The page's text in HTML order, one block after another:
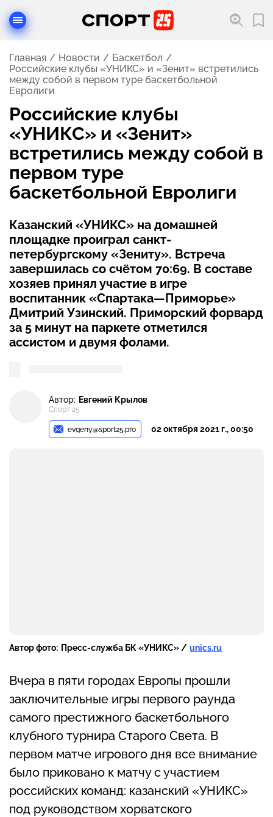
Главная Новости
Баскетбол
Российские клубы «УНИКС» и «Зенит» встретились
между собой в первом туре баскетбольной
Евролиги
Российские клубы
«УНИКС» и «Зенит»
встретились между собой в
первом туре
баскетбольной Евролиги
Казанский «УНИКС» на домашней
площадке проиграл санкт-
петербургскому «Зениту». Встреча
завершилась со счётом 70:69. В составе
хозяев принял участие в игре
воспитанник «Спартака—Приморье»
Дмитрий Узинский. Приморский форвард
за 5 минут на паркете отметился
ассистом и двумя фолами.
Автор: Евгений Крылов
Спорт 25
evgeny@sport25.pro 02 октября 2021 г., 00:50
Автор фото: Пресс-служба БК «УНИКС» / unics.ru
Вчера в пяти городах Европы прошли
заключительные игры первого раунда
самого престижного баскетбольного
клубного турнира Старого Света. В
первом матче игрового дня все внимание
было приковано к матчу с участием
российских команд: казанский «УНИКС»
под руководством хорватского